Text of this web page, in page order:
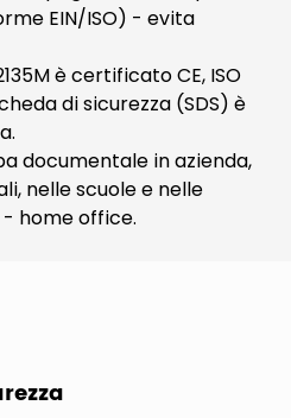
EIN/ISO) - evita
è certificato CE, ISO
di sicurezza (SDS) è
documentale in azienda,
nelle scuole e nelle
home office.